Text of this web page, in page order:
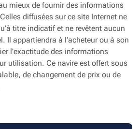
mieux de fournir des informations
diffusées sur ce site Internet ne
titre indicatif et ne revêtent aucun
Il appartiendra à l’acheteur ou à son
l’exactitude des informations
utilisation. Ce navire est offert sous
de changement de prix ou de